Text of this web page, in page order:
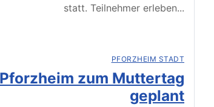
statt. Teilnehmer erleben...
PFORZHEIM STADT
zum Muttertag
geplant